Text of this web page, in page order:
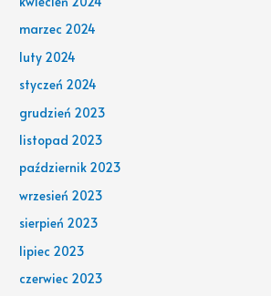
marzec 2024
luty 2024
styczeń 2024
grudzień 2023
listopad 2023
październik 2023
wrzesień 2023
sierpień 2023
lipiec 2023
czerwiec 2023